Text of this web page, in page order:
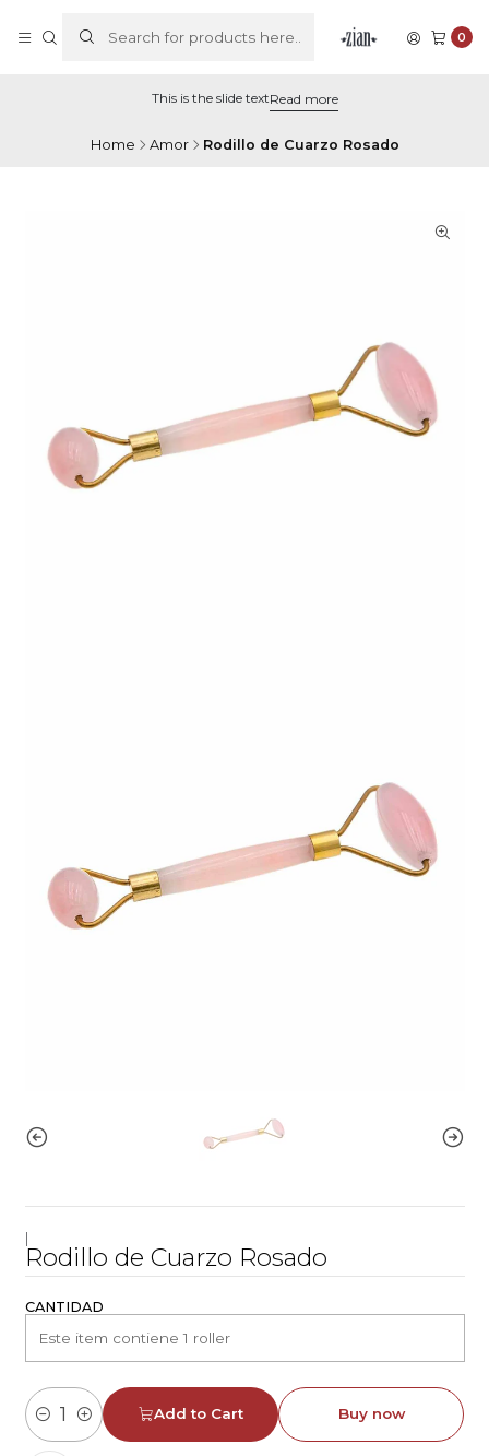
0
This is the slide textRead more
Home Amor Rodillo de Cuarzo Rosado
Rodillo de Cuarzo Rosado
CANTIDAD
Quantity
Add to Cart Buy now